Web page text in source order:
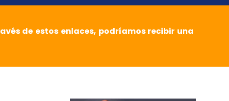
de estos enlaces, podríamos recibir una